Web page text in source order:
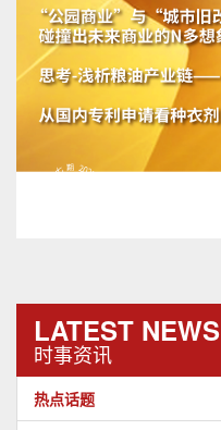
LATEST NEWS
时事资讯
热点话题